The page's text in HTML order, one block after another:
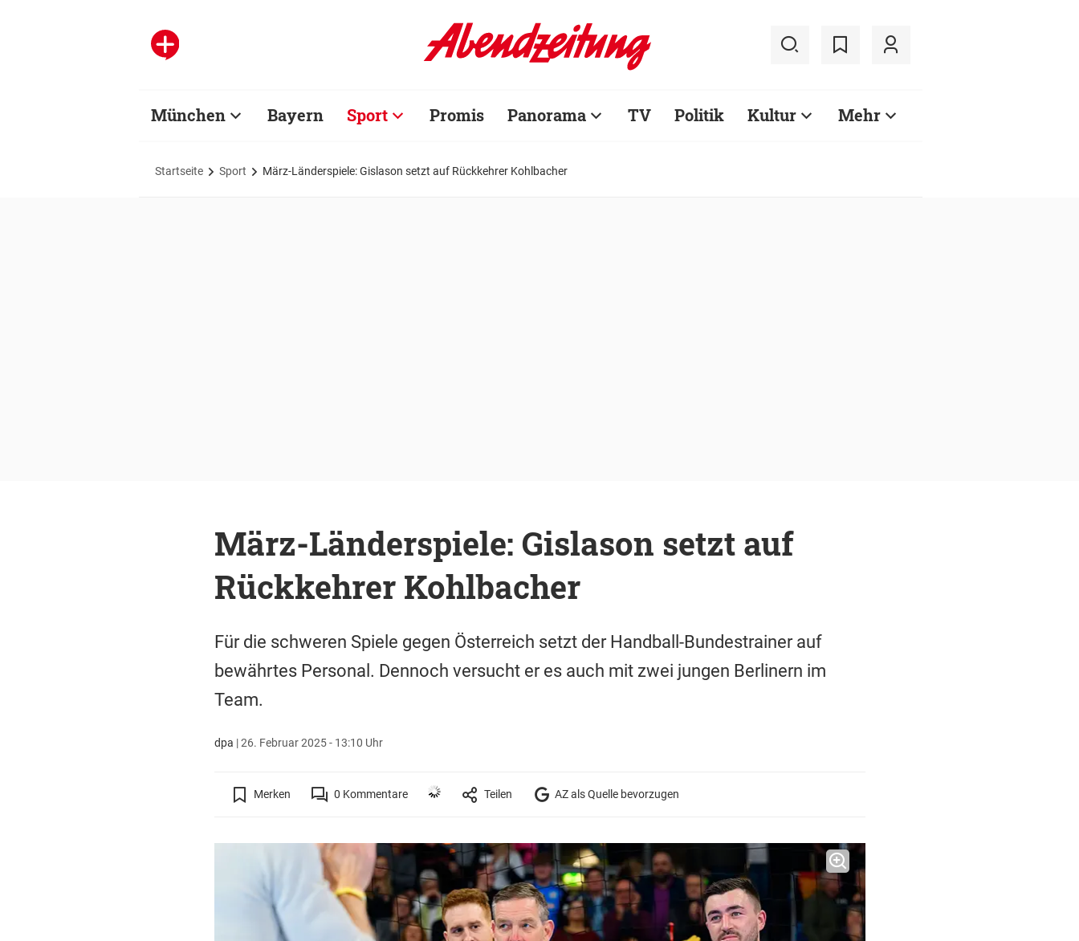
München Bayern Sport Promis Panorama TV Politik Kultur Mehr
Startseite Sport März-Länderspiele: Gislason setzt auf Rückkehrer Kohlbacher
März-Länderspiele: Gislason setzt auf
Rückkehrer Kohlbacher
Für die schweren Spiele gegen Österreich setzt der Handball-Bundestrainer auf
bewährtes Personal. Dennoch versucht er es auch mit zwei jungen Berlinern im
Team.
dpa |26. Februar 2025 - 13:10 Uhr
Merken 0 Kommentare Teilen AZ als Quelle bevorzugen